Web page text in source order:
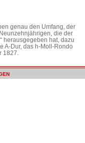
genau den Umfang, der
die der
herausgegeben hat, dazu
A-Dur, das h-Moll-Rondo
1827.